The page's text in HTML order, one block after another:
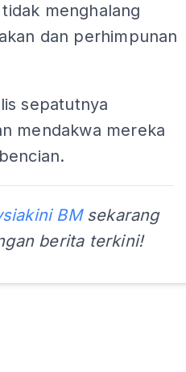
menghalang
dan perhimpunan
sepatutnya
mendakwa mereka
BMsekarang
berita terkini!